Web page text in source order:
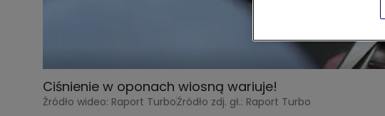
Ciśnienie w oponach wiosną wariuje!
Źródło wideo: Raport TurboŹródło zdj. gł.: Raport Turbo